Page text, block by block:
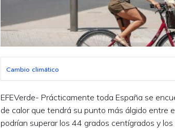
Cambio climático
EFEVerde- Prácticamente toda España se
de calor que tendrá su punto más álgido entre
podrían superar los 44 grados centígrados y